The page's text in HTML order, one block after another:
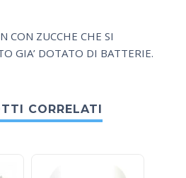
CON ZUCCHE CHE SI
GIA’ DOTATO DI BATTERIE.
CORRELATI